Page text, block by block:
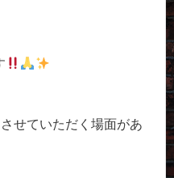
せていただく場面があ